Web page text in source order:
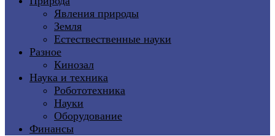
Явления природы
Земля
Естествественные науки
Разное
Кинозал
Наука и техника
Робототехника
Науки
Оборудование
Финансы